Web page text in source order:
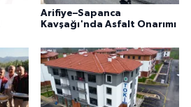
Arifiye–Sapanca
Kavşağı'nda Asfalt Onarımı